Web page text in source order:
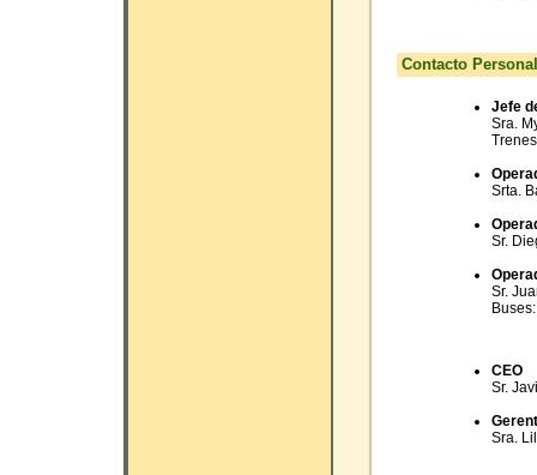
Contacto Personal
Jefe
Sra.
Srta.
Sr.
Sr.
CEO
Sr.
Sra.